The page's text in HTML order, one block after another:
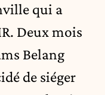
qui a
Deux mois
Belang
de siéger